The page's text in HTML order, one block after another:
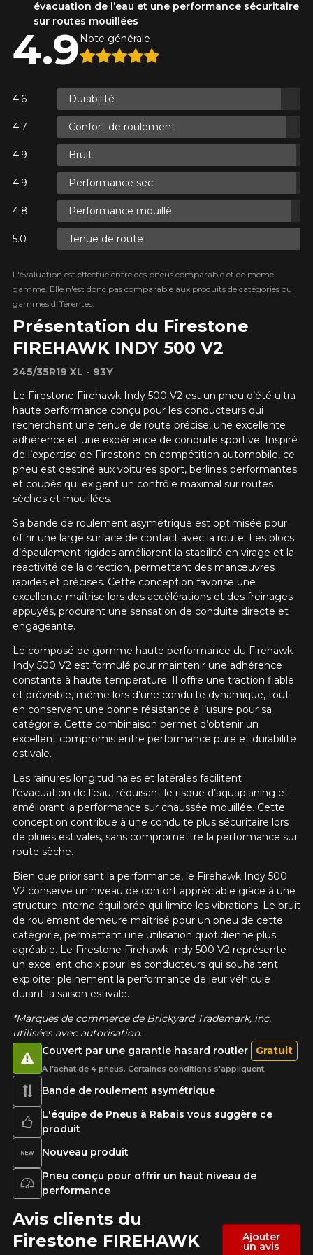
évacuation de l’eau et une performance sécuritaire
sur routes mouillées
Présentation du Firestone
FIREHAWK INDY 500 V2
245/35R19 XL - 93Y
Le Firestone Firehawk Indy 500 V2 est un pneu d’été ultra
haute performance conçu pour les conducteurs qui
recherchent une tenue de route précise, une excellente
adhérence et une expérience de conduite sportive. Inspiré
de l’expertise de Firestone en compétition automobile, ce
pneu est destiné aux voitures sport, berlines performantes
et coupés qui exigent un contrôle maximal sur routes
sèches et mouillées.
Sa bande de roulement asymétrique est optimisée pour
offrir une large surface de contact avec la route. Les blocs
d’épaulement rigides améliorent la stabilité en virage et la
réactivité de la direction, permettant des manœuvres
rapides et précises. Cette conception favorise une
excellente maîtrise lors des accélérations et des freinages
appuyés, procurant une sensation de conduite directe et
engageante.
Le composé de gomme haute performance du Firehawk
Indy 500 V2 est formulé pour maintenir une adhérence
constante à haute température. Il offre une traction fiable
et prévisible, même lors d’une conduite dynamique, tout
en conservant une bonne résistance à l’usure pour sa
catégorie. Cette combinaison permet d’obtenir un
excellent compromis entre performance pure et durabilité
estivale.
Les rainures longitudinales et latérales facilitent
l’évacuation de l’eau, réduisant le risque d’aquaplaning et
améliorant la performance sur chaussée mouillée. Cette
conception contribue à une conduite plus sécuritaire lors
de pluies estivales, sans compromettre la performance sur
route sèche.
Bien que priorisant la performance, le Firehawk Indy 500
V2 conserve un niveau de confort appréciable grâce à une
structure interne équilibrée qui limite les vibrations. Le bruit
de roulement demeure maîtrisé pour un pneu de cette
catégorie, permettant une utilisation quotidienne plus
agréable. Le Firestone Firehawk Indy 500 V2 représente
un excellent choix pour les conducteurs qui souhaitent
exploiter pleinement la performance de leur véhicule
durant la saison estivale.
*Marques de commerce de Brickyard Trademark, inc.
utilisées avec autorisation.
4.9 Note générale
Durabilité
Confort de roulement
Bruit
Performance sec
Performance mouillé
Tenue de route
L'évaluation est effectué entre des pneus comparable et de même
gamme. Elle n'est donc pas comparable aux produits de catégories ou
gammes différentes.
Bande de roulement asymétrique
L'équipe de Pneus à Rabais vous suggère ce
produit
Nouveau produit
Pneu conçu pour offrir un haut niveau de
performance
Couvert par une garantie hasard routier Gratuit
À l'achat de 4 pneus. Certaines conditions s'appliquent.
Avis clients du
Firestone FIREHAWK
Ajouter
un avis